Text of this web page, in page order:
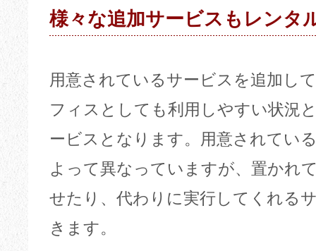
様々な追加サービスもレンタ
用意されているサービスを追加し
フィスとしても利用しやすい状況
ービスとなります。用意されてい
よって異なっていますが、置かれ
せたり、代わりに実行してくれる
きます。